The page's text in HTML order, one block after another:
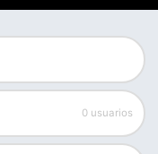
0 usuarios